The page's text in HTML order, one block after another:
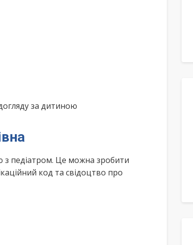
за дитиною
з педіатром. Це можна зробити
код та свідоцтво про